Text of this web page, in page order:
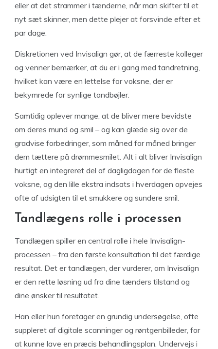
eller at det strammer i tænderne, når man skifter til et
nyt sæt skinner, men dette plejer at forsvinde efter et
par dage.
Diskretionen ved Invisalign gør, at de færreste kolleger
og venner bemærker, at du er i gang med tandretning,
hvilket kan være en lettelse for voksne, der er
bekymrede for synlige tandbøjler.
Samtidig oplever mange, at de bliver mere bevidste
om deres mund og smil – og kan glæde sig over de
gradvise forbedringer, som måned for måned bringer
dem tættere på drømmesmilet. Alt i alt bliver Invisalign
hurtigt en integreret del af dagligdagen for de fleste
voksne, og den lille ekstra indsats i hverdagen opvejes
ofte af udsigten til et smukkere og sundere smil.
Tandlægens rolle i processen
Tandlægen spiller en central rolle i hele Invisalign-
processen – fra den første konsultation til det færdige
resultat. Det er tandlægen, der vurderer, om Invisalign
er den rette løsning ud fra dine tænders tilstand og
dine ønsker til resultatet.
Han eller hun foretager en grundig undersøgelse, ofte
suppleret af digitale scanninger og røntgenbilleder, for
at kunne lave en præcis behandlingsplan. Undervejs i